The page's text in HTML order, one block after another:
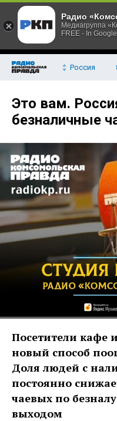
Россия
Это вам.
безналичные
Посетители кафе
новый способ
Доля людей с
постоянно
чаевых по
выходом
Радио
Медиагруппа
FREE - In